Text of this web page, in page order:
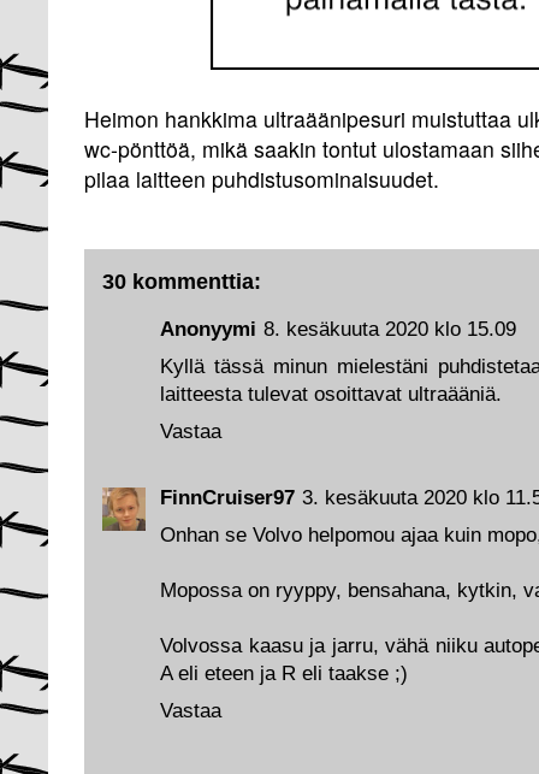
Heimon hankkima ultraäänipesuri muistuttaa
wc-pönttöä, mikä saakin tontut ulostamaan
pilaa laitteen puhdistusominaisuudet.
30 kommenttia:
FinnCruiser97 3. kesäkuuta 2020 klo
Onhan se Volvo helpomou ajaa kuin
Mopossa on ryyppy, bensahana, kytkin,
Volvossa kaasu ja jarru, vähä niiku
A eli eteen ja R eli taakse ;)
Vastaa
Anonyymi 8. kesäkuuta 2020 klo 15.09
Kyllä tässä minun mielestäni
laitteesta tulevat osoittavat ultraääniä.
Vastaa